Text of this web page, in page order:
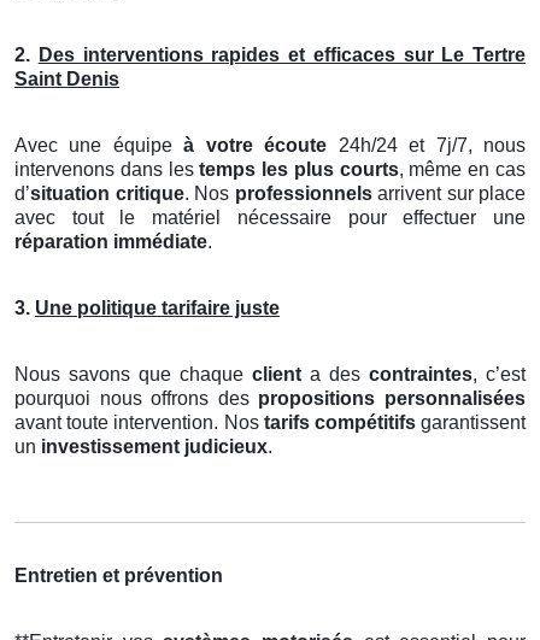
2. Des interventions rapides et efficaces sur Le Tertre
Saint Denis
Avec une équipeà votre écoute 24h/24 et 7j/7, nous
intervenons dans lestemps les plus courts, même en cas
d’situation critique. Nos professionnelsarrivent sur place
avec tout le matériel nécessaire pour effectuer une
réparation immédiate.
3. Une politique tarifaire juste
Nous savons que chaque client a des contraintes, c’est
pourquoi nous offrons des propositions personnalisées
avant toute intervention. Nos tarifs compétitifsgarantissent
un investissement judicieux.
Entretien et prévention